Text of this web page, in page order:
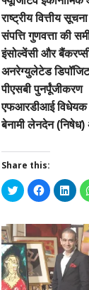
राष्ट्रीय वित्तीय
संपत्ति गुणवत्ता की
इंसोल्वेंसी और
अनरेग्युलेटेड
पीएसबी पुनर्पूंजीकरण
एफआरडीआई विधेयक
बेनामी लेनदेन (निषेध)
Share this:
Click
to
share
Twitter
(Opens
in
new
window)
Click
to
share
Facebook
(Opens
in
new
window)
Click
to
in
new